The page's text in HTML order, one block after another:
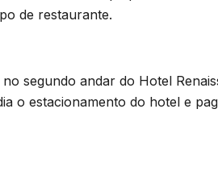
de restaurante.
segundo andar do Hotel
o estacionamento do hotel e